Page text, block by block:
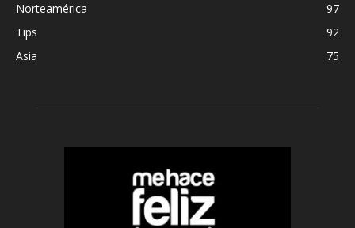
Norteamérica
97
Tips
92
Asia
75